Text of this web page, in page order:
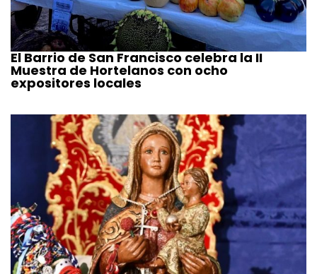
El Barrio de San Francisco celebra la II
Muestra de Hortelanos con ocho
expositores locales